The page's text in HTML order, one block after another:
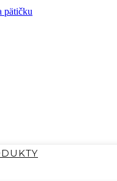
pätičku